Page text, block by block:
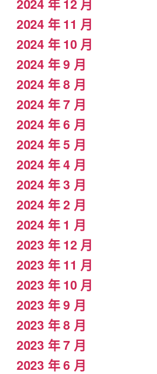
2024 年 11 月
2024 年 10 月
2024 年 9 月
2024 年 8 月
2024 年 7 月
2024 年 6 月
2024 年 5 月
2024 年 4 月
2024 年 3 月
2024 年 2 月
2024 年 1 月
2023 年 12 月
2023 年 11 月
2023 年 10 月
2023 年 9 月
2023 年 8 月
2023 年 7 月
2023 年 6 月